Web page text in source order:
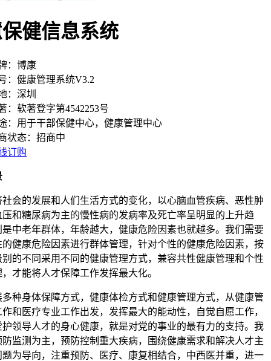
健信息系统
：博康
：健康管理系统V3.2
：深圳
：软著登字第4542253号
：用于干部保健中心，健康管理中心
状态：招商中
订购
会的发展和人们生活方式的变化，以心脑血管疾病、恶性肿
和糖尿病为主的慢性病的发病率及死亡率呈明显的上升趋
是中老年群体，年龄越大，健康危险因素也就越多。我们需要
的健康危险因素进行群体管理，针对个性的健康危险因素，按
的不同采用不同的健康管理方式，兼容共性健康管理和个性
才能将人才保障工作发挥最大化。
种身体保障方式，健康体检方式和健康管理方式，从健康管
和医疗专业工作出发，发挥最大的能动性，自觉自愿工作，
护领导人才的身心健康，就是对党的事业的最有力的支持。我
监测为主，预防控制重大疾病，围绕健康需求和解决人才主
题为导向，注重预防、医疗、康复相结合，中西医并重，进一